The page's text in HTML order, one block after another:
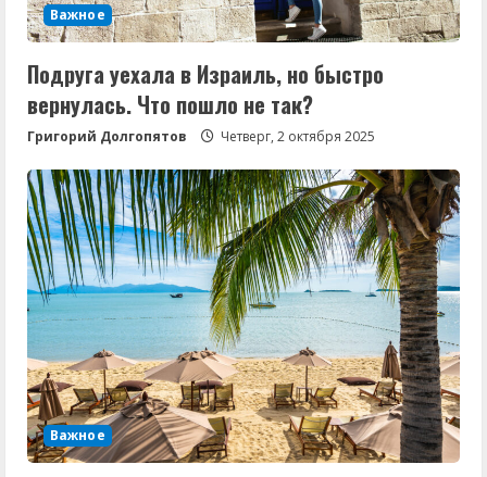
Важное
Подруга уехала в Израиль, но быстро
вернулась. Что пошло не так?
Григорий Долгопятов Четверг, 2 октября 2025
Важное